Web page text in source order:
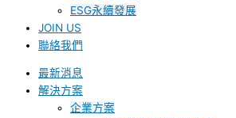
ESG永續發展
JOIN US
聯絡我們
最新消息
解決方案
企業方案